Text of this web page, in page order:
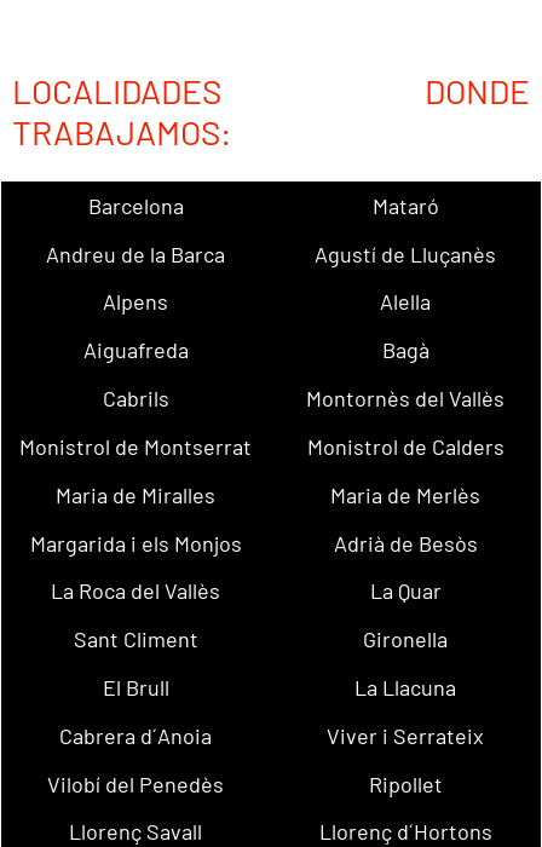
LOCALIDADES DONDE
TRABAJAMOS:
Barcelona
Mataró
Andreu de la Barca
Agustí de Lluçanès
Alpens
Alella
Aiguafreda
Bagà
Cabrils
Montornès del Vallès
Monistrol de Montserrat
Monistrol de Calders
Maria de Miralles
Maria de Merlès
Margarida i els Monjos
Adrià de Besòs
La Roca del Vallès
La Quar
Sant Climent
Gironella
El Brull
La Llacuna
Cabrera d´Anoia
Viver i Serrateix
Vilobí del Penedès
Ripollet
Llorenç Savall
Llorenç d´Hortons